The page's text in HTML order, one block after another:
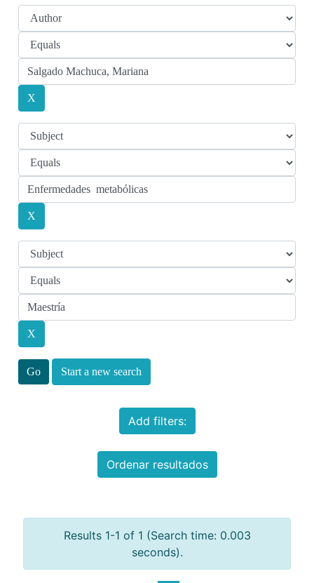
Start a new search
Add filters:
Ordenar resultados
Results 1-1 of 1 (Search time: 0.003
seconds).